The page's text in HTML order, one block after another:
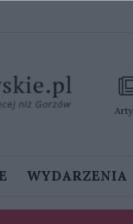
WYDARZENIA